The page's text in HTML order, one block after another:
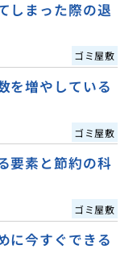
しまった際の退
ゴミ屋敷
を増やしている
ゴミ屋敷
要素と節約の科
ゴミ屋敷
に今すぐできる